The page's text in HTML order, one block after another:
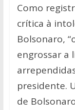
Como
crítica à
Bolsonaro,
engrossar a
presidente.
de